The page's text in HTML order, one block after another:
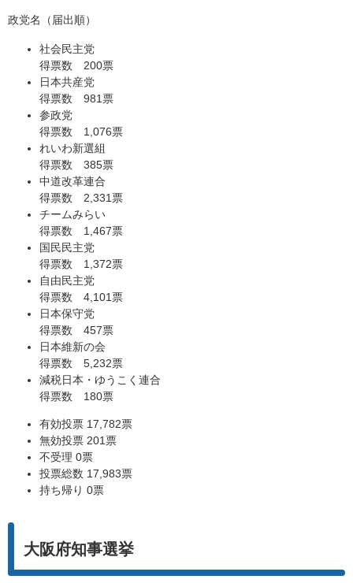
政党名（届出順）
社会民主党
得票数 200票
日本共産党
得票数 981票
参政党
得票数 1,076票
れいわ新選組
得票数 385票
中道改革連合
得票数 2,331票
チームみらい
得票数 1,467票
国民民主党
得票数 1,372票
自由民主党
得票数 4,101票
日本保守党
得票数 457票
日本維新の会
得票数 5,232票
減税日本・ゆうこく連合
得票数 180票
有効投票 17,782票
無効投票 201票
不受理 0票
投票総数 17,983票
持ち帰り 0票
大阪府知事選挙